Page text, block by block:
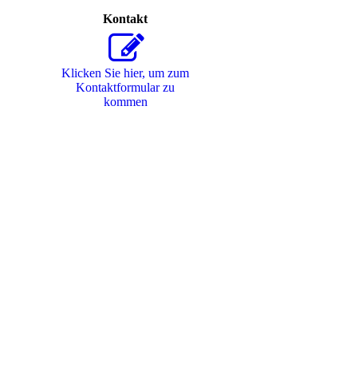
Kontakt
Klicken Sie hier, um zum
Kon­takt­for­mu­lar zu
kommen